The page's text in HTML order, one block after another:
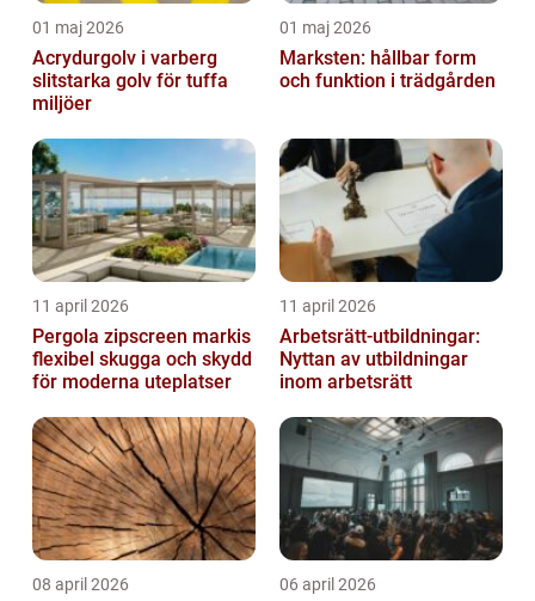
01 maj 2026
Acrydurgolv i varberg
slitstarka golv för tuffa
miljöer
01 maj 2026
Marksten: hållbar form
och funktion i trädgården
11 april 2026
Pergola zipscreen markis
flexibel skugga och skydd
för moderna uteplatser
11 april 2026
Arbetsrätt-utbildningar:
Nyttan av utbildningar
inom arbetsrätt
08 april 2026 06 april 2026